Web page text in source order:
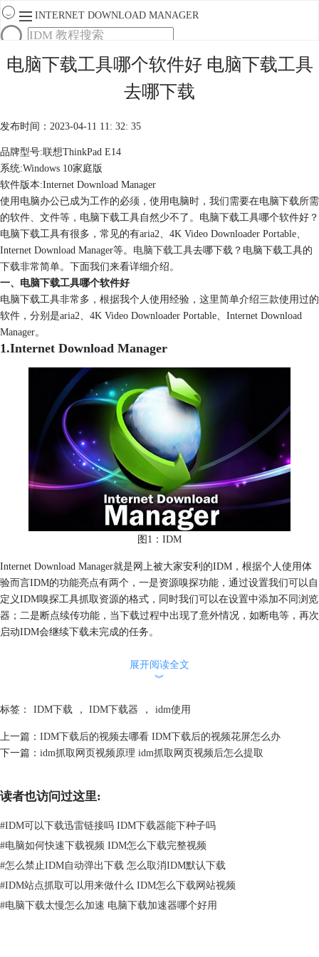
INTERNET DOWNLOAD MANAGER
首页
产品
购买
电脑下载工具哪个软件好 电脑下载工具
去哪下载
发布时间：2023-04-11 11: 32: 35
品牌型号:联想ThinkPad E14
系统:Windows 10家庭版
软件版本:Internet Download Manager
使用电脑办公已成为工作的必须，使用电脑时，我们需要在电脑下载所需
的软件、文件等，电脑下载工具自然少不了。电脑下载工具哪个软件好？
电脑下载工具有很多，常见的有aria2、4K Video Downloader Portable、
Internet Download Manager等。 电脑下载工具去哪下载？电脑下载工具的
下载非常简单。下面我们来看详细介绍。
一、电脑下载工具哪个软件好
电脑下载工具非常多，根据我个人使用经验，这里简单介绍三款使用过的
软件，分别是aria2、4K Video Downloader Portable、Internet Download
Manager。
1.Internet Download Manager
图1：IDM
Internet Download Manager就是网上被大家安利的IDM，根据个人使用体
验而言IDM的功能亮点有两个，一是资源嗅探功能，通过设置我们可以自
定义IDM嗅探工具抓取资源的格式，同时我们可以在设置中添加不同浏览
器；二是断点续传功能，当下载过程中出现了意外情况，如断电等，再次
启动IDM会继续下载未完成的任务。
图2：aria2操作界面
aria2是一款非常小巧的下载工具，其下载界面也非常简洁。在下载方便，
它可以对http、bt、磁链等资源类型进行下载，下载速度也非常可以。但
如今aria2一直没有中文版本，修改配置文件时也需要手动操作，使用体验
方面不如IDM友好，下载速度也没IDM快。
展开阅读全文
︾
标签： IDM下载 ， IDM下载器 ， idm使用
上一篇： IDM下载后的视频去哪看 IDM下载后的视频花屏怎么办
下一篇： idm抓取网页视频原理 idm抓取网页视频后怎么提取
读者也访问过这里:
#IDM可以下载迅雷链接吗 IDM下载器能下种子吗
#电脑如何快速下载视频 IDM怎么下载完整视频
#怎么禁止IDM自动弹出下载 怎么取消IDM默认下载
#IDM站点抓取可以用来做什么 IDM怎么下载网站视频
#电脑下载太慢怎么加速 电脑下载加速器哪个好用